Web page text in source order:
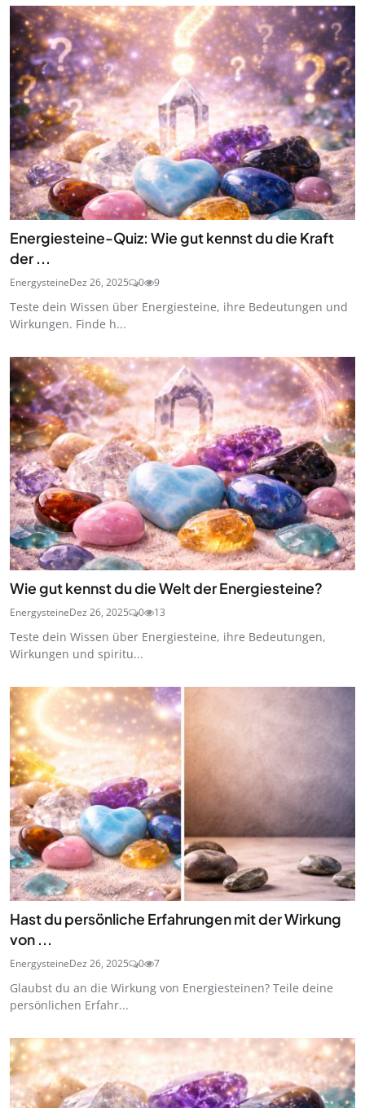
Energiesteine-Quiz: Wie gut kennst du die Kraft
der ...
EnergysteineDez 26, 2025 0 9
Teste dein Wissen über Energiesteine, ihre Bedeutungen und
Wirkungen. Finde h...
Wie gut kennst du die Welt der Energiesteine?
EnergysteineDez 26, 2025 0 13
Teste dein Wissen über Energiesteine, ihre Bedeutungen,
Wirkungen und spiritu...
Hast du persönliche Erfahrungen mit der Wirkung
von ...
EnergysteineDez 26, 2025 0 7
Glaubst du an die Wirkung von Energiesteinen? Teile deine
persönlichen Erfahr...